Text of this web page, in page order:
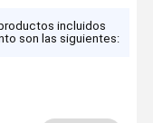
incluidos
son las siguientes: